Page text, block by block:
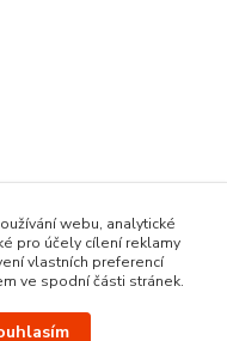
webu, analytické
pro účely cílení reklamy
vlastních preferencí
ve spodní části stránek.